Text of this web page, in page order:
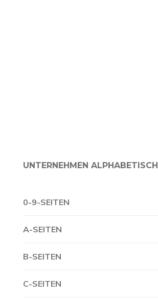
UNTERNEHMEN ALPHABETISCH
0-9-SEITEN
A-SEITEN
B-SEITEN
C-SEITEN